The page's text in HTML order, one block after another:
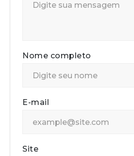
Nome completo
E-mail
Site